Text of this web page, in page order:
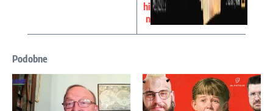
hi
n
Podobne